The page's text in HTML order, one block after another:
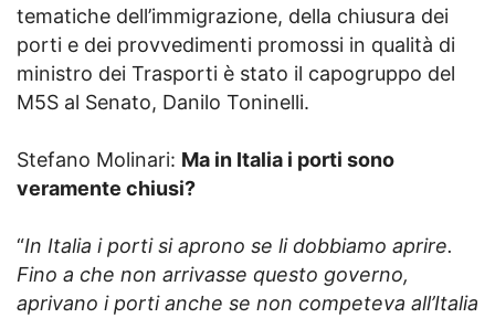
tematiche dell’immigrazione, della chiusura dei
porti e dei provvedimenti promossi in qualità di
ministro dei Trasporti è stato il capogruppo del
M5S al Senato, Danilo Toninelli.
Stefano Molinari: Ma in Italia i porti sono
veramente chiusi?
“In Italia i porti si aprono se li dobbiamo aprire.
Fino a che non arrivasse questo governo,
aprivano i porti anche se non competeva all’Italia